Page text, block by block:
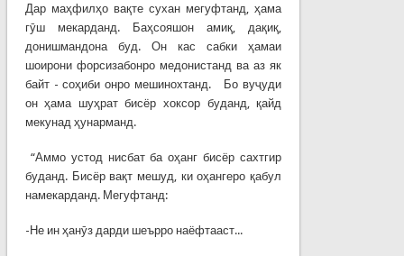
Дар маҳфилҳо вақте сухан мегуфтанд, ҳама
гӯш мекарданд. Баҳсояшон амиқ, дақиқ,
донишмандона буд. Он кас сабки ҳамаи
шоирони форсизабонро медонистанд ва аз як
байт - соҳиби онро мешинохтанд. Бо вуҷуди
он ҳама шуҳрат бисёр хоксор буданд, қайд
мекунад ҳунарманд.
“Аммо устод нисбат ба оҳанг бисёр сахтгир
буданд. Бисёр вақт мешуд, ки оҳангеро қабул
намекарданд. Мегуфтанд:
-Не ин ҳанӯз дарди шеърро наёфтааст...